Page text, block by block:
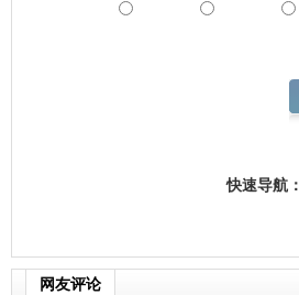
快速导航：
网友评论